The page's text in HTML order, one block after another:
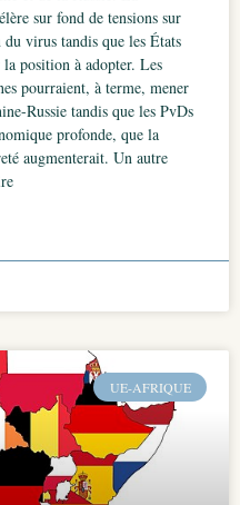
sur fond de tensions sur
virus tandis que les États
position à adopter. Les
pourraient, à terme, mener
Russie tandis que les PvDs
profonde, que la
augmenterait. Un autre
UE-AFRIQUE